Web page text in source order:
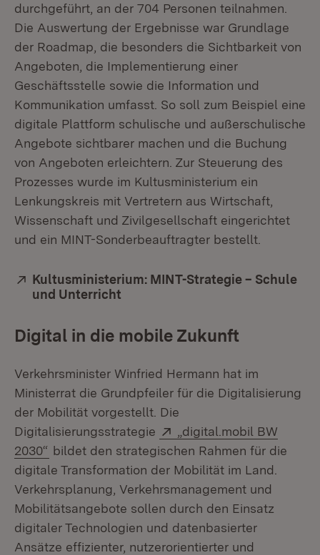
durchgeführt, an der 704 Personen teilnahmen.
Die Auswertung der Ergebnisse war Grundlage
der Roadmap, die besonders die Sichtbarkeit von
Angeboten, die Implementierung einer
Geschäftsstelle sowie die Information und
Kommunikation umfasst. So soll zum Beispiel eine
digitale Plattform schulische und außerschulische
Angebote sichtbarer machen und die Buchung
von Angeboten erleichtern. Zur Steuerung des
Prozesses wurde im Kultusministerium ein
Lenkungskreis mit Vertretern aus Wirtschaft,
Wissenschaft und Zivilgesellschaft eingerichtet
und ein MINT-Sonderbeauftragter bestellt.
Extern:
Kultusministerium: MINT-Strategie – Schule
und Unterricht
Digital in die mobile Zukunft
Verkehrsminister Winfried Hermann hat im
Ministerrat die Grundpfeiler für die Digitalisierung
der Mobilität vorgestellt. Die
Digitalisierungsstrategie
Extern:
„digital.mobil BW
2030“ (Öffnet in neuem Fenster)
bildet den strategischen Rahmen für die
digitale Transformation der Mobilität im Land.
Verkehrsplanung, Verkehrsmanagement und
Mobilitätsangebote sollen durch den Einsatz
digitaler Technologien und datenbasierter
Ansätze effizienter, nutzerorientierter und